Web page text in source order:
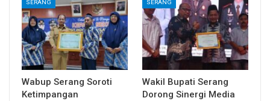
SERANG
Wabup Serang Soroti
Ketimpangan
SERANG
Wakil Bupati Serang
Dorong Sinergi Media